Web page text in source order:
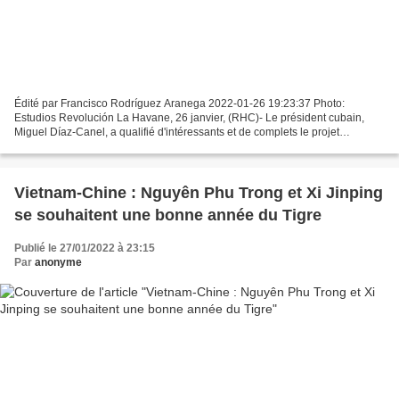
Édité par Francisco Rodríguez Aranega 2022-01-26 19:23:37 Photo:
Estudios Revolución La Havane, 26 janvier, (RHC)- Le président cubain,
Miguel Díaz-Canel, a qualifié d'intéressants et de complets le projet
Vietnam-Chine : Nguyên Phu Trong et Xi Jinping
se souhaitent une bonne année du Tigre
Publié le 27/01/2022 à 23:15
Par anonyme